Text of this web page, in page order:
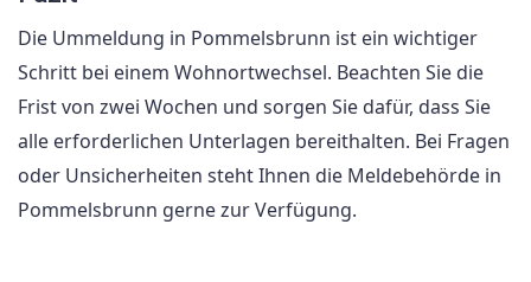
Die Ummeldung in Pommelsbrunn ist ein wichtiger
Schritt bei einem Wohnortwechsel. Beachten Sie die
Frist von zwei Wochen und sorgen Sie dafür, dass Sie
alle erforderlichen Unterlagen bereithalten. Bei Fragen
oder Unsicherheiten steht Ihnen die Meldebehörde in
Pommelsbrunn gerne zur Verfügung.